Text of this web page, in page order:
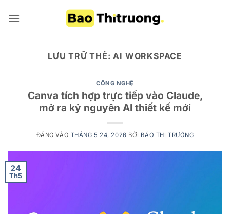
qua
LƯU TRỮ THẺ:AI WORKSPACE
CÔNG NGHỆ
Canva tích hợp trực tiếp vào Claude,
mở ra kỷ nguyên AI thiết kế mới
ĐĂNG VÀO THÁNG 5 24, 2026 BỞI BÁO THỊ TRƯỜNG
24
Th5